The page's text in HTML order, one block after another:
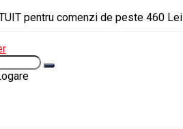
pentru comenzi de peste 460 Lei